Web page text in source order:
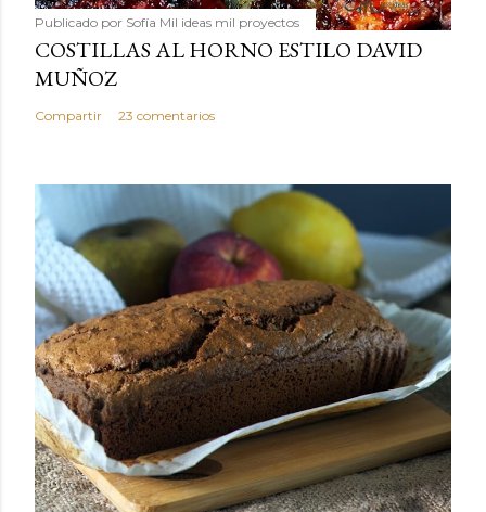
Publicado por Sofía Mil ideas mil proyectos
COSTILLAS AL HORNO ESTILO DAVID
MUÑOZ
Compartir 23 comentarios